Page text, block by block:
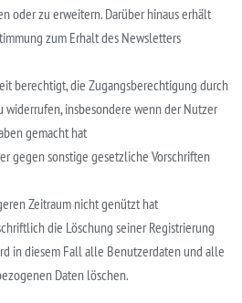
oder zu erweitern. Darüber hinaus erhält
zum Erhalt des Newsletters
berechtigt, die Zugangsberechtigung durch
widerrufen, insbesondere wenn der Nutzer
gemacht hat
gegen sonstige gesetzliche Vorschriften
Zeitraum nicht genützt hat
die Löschung seiner Registrierung
in diesem Fall alle Benutzerdaten und alle
Daten löschen.